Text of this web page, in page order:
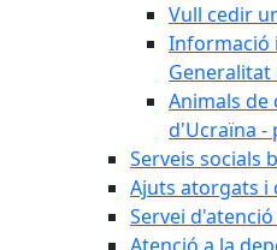
Vull cedir
Informació
Generalitat
Animals de
d'Ucraïna -
Serveis socials
Ajuts atorgats i
Servei